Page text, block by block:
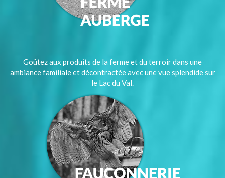
Goûtez aux produits de la ferme et du terroir dans une
ambiance familiale et décontractée avec une vue splendide sur
le Lac du Val.